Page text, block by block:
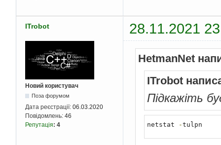
ITrobot 28.11.2021
Новий користувач
Поза форумом
Дата реєстрації: 06.03.2020
Повідомлень: 46
Репутація: 4
HetmanNet
ITrobot
Підкажіть
netstat -tulpn